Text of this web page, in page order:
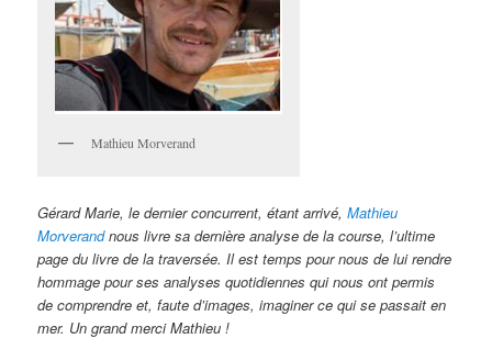
Mathieu Morverand
Gérard Marie, le dernier concurrent, étant arrivé,Mathieu
Morverandnous livre sa dernière analyse de la course, l’ultime
page du livre de la traversée. Il est temps pour nous de lui rendre
hommage pour ses analyses quotidiennes qui nous ont permis
de comprendre et, faute d’images, imaginer ce qui se passait en
mer. Un grand merci Mathieu !